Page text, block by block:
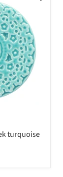
turquoise